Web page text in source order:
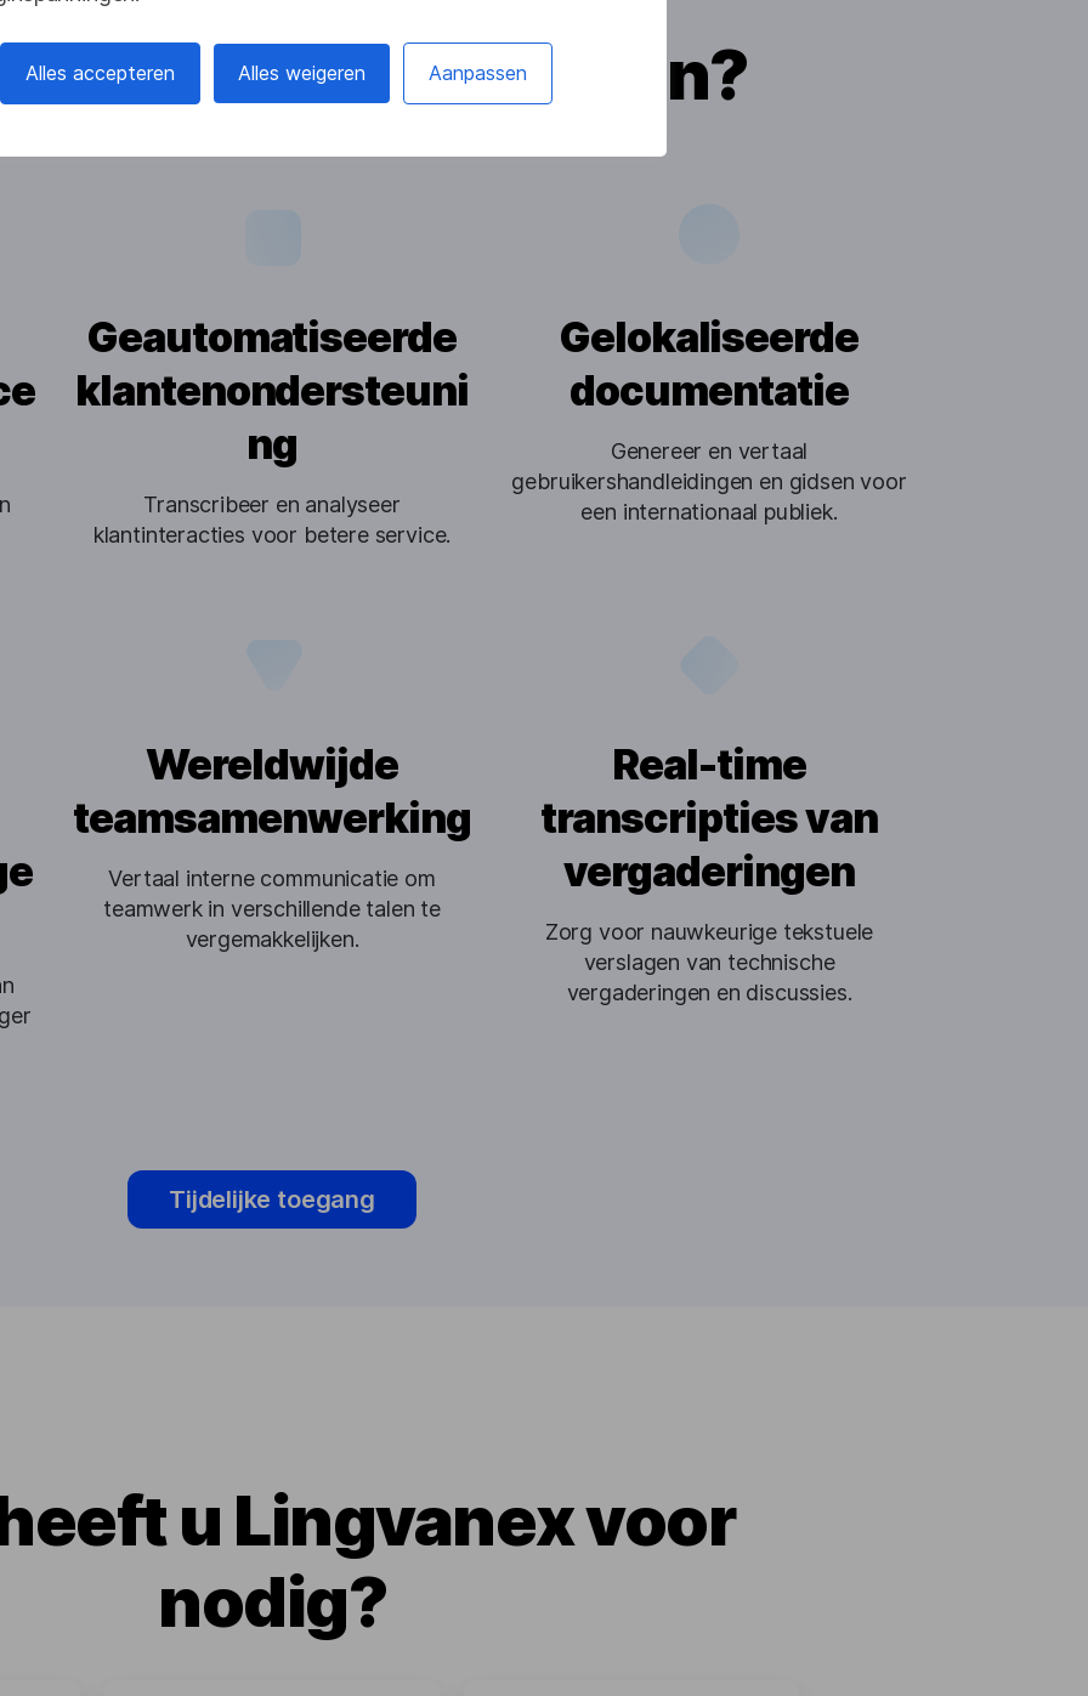
Alles accepteren Alles weigeren Aanpassen
Lingvanex u helpen?
Geautomatiseerde
klantenondersteuni
ng
Transcribeer en analyseer
klantinteracties voor betere service.
Gelokaliseerde
documentatie
Genereer en vertaal
gebruikershandleidingen en gidsen voor
een internationaal publiek.
Wereldwijde
teamsamenwerking
Vertaal interne communicatie om
teamwerk in verschillende talen te
vergemakkelijken.
Real-time
transcripties van
vergaderingen
Zorg voor nauwkeurige tekstuele
verslagen van technische
vergaderingen en discussies.
Tijdelijke toegang
u Lingvanex voor
nodig?